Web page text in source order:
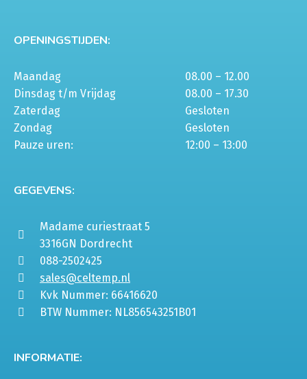
OPENINGSTIJDEN:
Maandag
08.00 – 12.00
Dinsdag t/m Vrijdag
08.00 – 17.30
Zaterdag
Gesloten
Zondag
Gesloten
Pauze uren:
12:00 – 13:00
GEGEVENS:
Madame curiestraat 5
3316GN Dordrecht
088-2502425
sales@celtemp.nl
Kvk Nummer: 66416620
BTW Nummer: NL856543251B01
INFORMATIE: